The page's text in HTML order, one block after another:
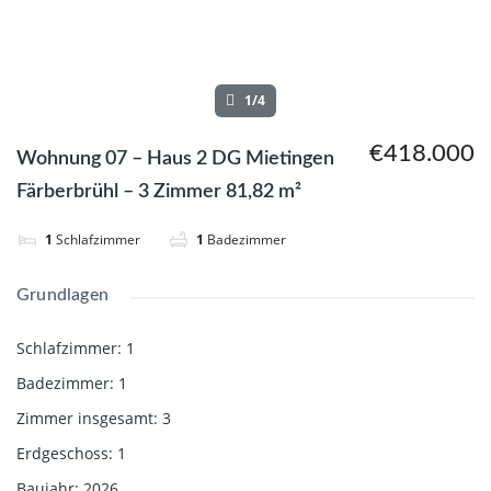
1/4
Wohnung 07 – Haus 2 DG Mietingen
Färberbrühl – 3 Zimmer 81,82 m²
1 Schlafzimmer 1 Badezimmer
€418.000
Grundlagen
Schlafzimmer: 1
Badezimmer: 1
Zimmer insgesamt: 3
Erdgeschoss: 1